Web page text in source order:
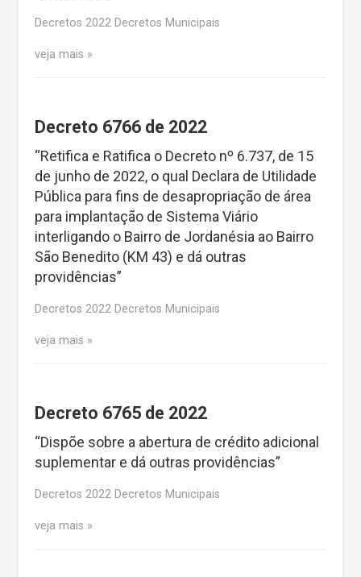
Decretos 2022 Decretos Municipais
veja mais
Decreto 6766 de 2022
“Retifica e Ratifica o Decreto nº 6.737, de 15
de junho de 2022, o qual Declara de Utilidade
Pública para fins de desapropriação de área
para implantação de Sistema Viário
interligando o Bairro de Jordanésia ao Bairro
São Benedito (KM 43) e dá outras
providências”
Decretos 2022 Decretos Municipais
veja mais
Decreto 6765 de 2022
“Dispõe sobre a abertura de crédito adicional
suplementar e dá outras providências”
Decretos 2022 Decretos Municipais
veja mais